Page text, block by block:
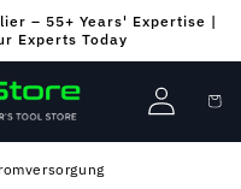
– 55+ Years' Expertise |
Experts Today
Einloggen